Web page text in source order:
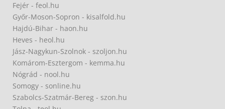
Fejér - feol.hu
Győr-Moson-Sopron - kisalfold.hu
Hajdú-Bihar - haon.hu
Heves - heol.hu
Jász-Nagykun-Szolnok - szoljon.hu
Komárom-Esztergom - kemma.hu
Nógrád - nool.hu
Somogy - sonline.hu
Szabolcs-Szatmár-Bereg - szon.hu